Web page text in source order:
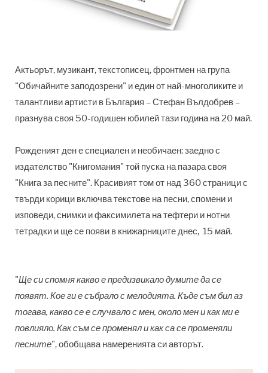
Актьорът, музикант, текстописец, фронтмен на група
"Обичайните заподозрени" и един от най-многоликите и
талантливи артисти в България – Стефан Вълдобрев –
празнува своя 50-годишен юбилей тази година на 20 май.
Рожденият ден е специален и необичаен: заедно с
издателство "Книгомания" той пуска на пазара своя
"Книга за песните". Красивият том от над 360 страници с
твърди корици включва текстове на песни, спомени и
изповеди, снимки и факсимилета на тефтери и нотни
тетрадки и ще се появи в книжарниците днес, 15 май.
"Ще си спомня какво е предизвикало думите да се
появят. Кое ги е събрало с мелодията. Къде съм бил аз
тогава, какво се е случвало с мен, около мен и как ми е
повлияло. Как съм се променял и как са се променяли
песните", обобщава намеренията си авторът.